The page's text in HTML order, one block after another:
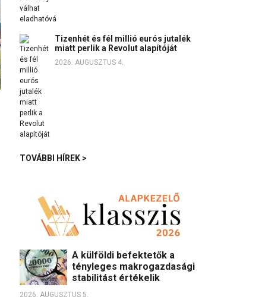
Tizenhét és fél millió eurós jutalék
miatt perlik a Revolut alapítóját
2026. AUGUSZTUS 4.
TOVÁBBI HÍREK >
A külföldi befektetők a
tényleges makrogazdasági
stabilitást értékelik
2026. AUGUSZTUS 5.